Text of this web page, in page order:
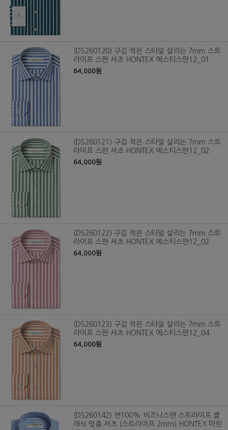
(DS260120) 구김 적은 스타일 살리는 7mm 스트
라이프 스판 셔츠 HONTEX 에스티스판12_01
64,000원
(DS260121) 구김 적은 스타일 살리는 7mm 스트
라이프 스판 셔츠 HONTEX 에스티스판12_02
64,000원
(DS260122) 구김 적은 스타일 살리는 7mm 스트
라이프 스판 셔츠 HONTEX 에스티스판12_02
64,000원
(DS260123) 구김 적은 스타일 살리는 7mm 스트
라이프 스판 셔츠 HONTEX 에스티스판12_04
64,000원
(DS260142) 면100% 비즈니스맨 스트라이프 클
래식 맞춤 셔츠 (스트라이프 2mm) HONTEX 마린